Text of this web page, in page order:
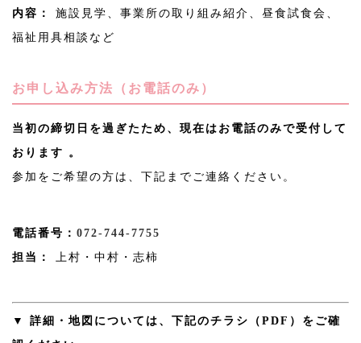
内容：
施設見学、事業所の取り組み紹介、昼食試食会、
福祉用具相談など
お申し込み方法（お電話のみ）
当初の締切日を過ぎたため、現在はお電話のみで受付して
おります 。
参加をご希望の方は、下記までご連絡ください。
電話番号：072-744-7755
担当：
上村・中村・志柿
▼ 詳細・地図については、下記のチラシ（PDF）をご確